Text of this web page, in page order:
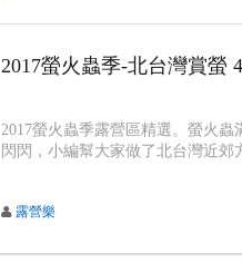
2017螢火蟲季-北台灣賞螢
2017螢火蟲季露營區精選。螢火
閃閃，小編幫大家做了北台灣近郊
露營樂